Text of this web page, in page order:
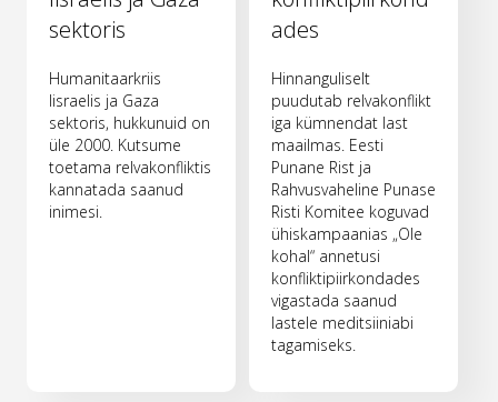
sektoris
Humanitaarkriis
Iisraelis ja Gaza
sektoris, hukkunuid on
üle 2000. Kutsume
toetama relvakonfliktis
kannatada saanud
inimesi.
ades
Hinnanguliselt
puudutab relvakonflikt
iga kümnendat last
maailmas. Eesti
Punane Rist ja
Rahvusvaheline Punase
Risti Komitee koguvad
ühiskampaanias „Ole
kohal“ annetusi
konfliktipiirkondades
vigastada saanud
lastele meditsiiniabi
tagamiseks.